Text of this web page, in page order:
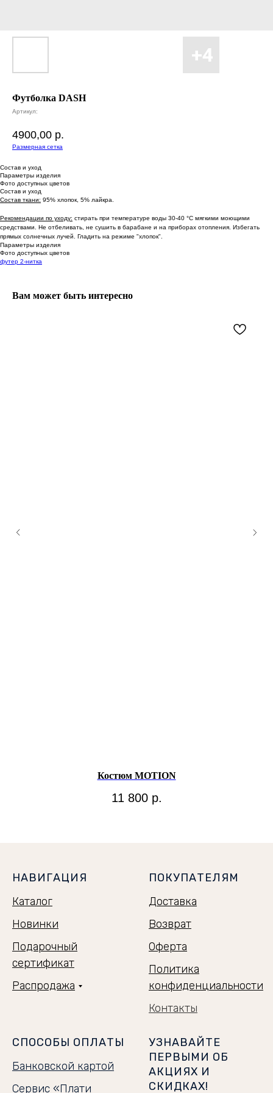
Футболка DASH
Артикул:
4900,00 р.
Размерная сетка
Состав и уход
Параметры изделия
Фото доступных цветов
Состав и уход
Состав ткани: 95% хлопок, 5% лайкра.
Рекомендации по уходу: стирать при температуре воды 30-40 °С мягкими моющими
средствами. Не отбеливать, не сушить в барабане и на приборах отопления. Избегать
прямых солнечных лучей. Гладить на режиме "хлопок".
Параметры изделия
Фото доступных цветов
футер 2-нитка
Вам может быть интересно
Костюм MOTION
11 800 р.
НАВИГАЦИЯ
Каталог
Новинки
Подарочный
сертификат
Распродажа
ПОКУПАТЕЛЯМ
Доставка
Возврат
Оферта
Политика
конфиденциальности
Контакты
СПОСОБЫ ОПЛАТЫ
Банковской картой
Сервис «Плати
УЗНАВАЙТЕ
ПЕРВЫМИ ОБ
АКЦИЯХ И
СКИДКАХ!